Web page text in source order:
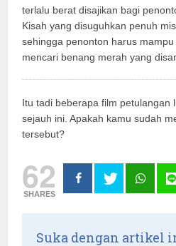
terlalu berat disajikan bagi
Kisah yang disuguhkan penuh
sehingga penonton harus
mencari benang merah yang
Itu tadi beberapa film petulangan
sejauh ini. Apakah kamu sudah
tersebut?
62
SHARES
Suka dengan artikel